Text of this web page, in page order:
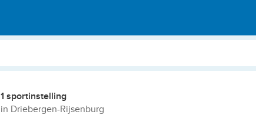
1 sportinstelling
in Driebergen-Rijsenburg